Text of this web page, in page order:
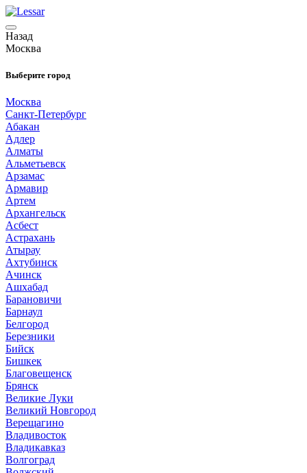
Назад
Москва
Выберите город
Москва
Санкт-Петербург
Абакан
Адлер
Алматы
Альметьевск
Арзамас
Армавир
Артем
Архангельск
Асбест
Астрахань
Атырау
Ахтубинск
Ачинск
Ашхабад
Барановичи
Барнаул
Белгород
Березники
Бийск
Бишкек
Благовещенск
Брянск
Великие Луки
Великий Новгород
Верещагино
Владивосток
Владикавказ
Волгоград